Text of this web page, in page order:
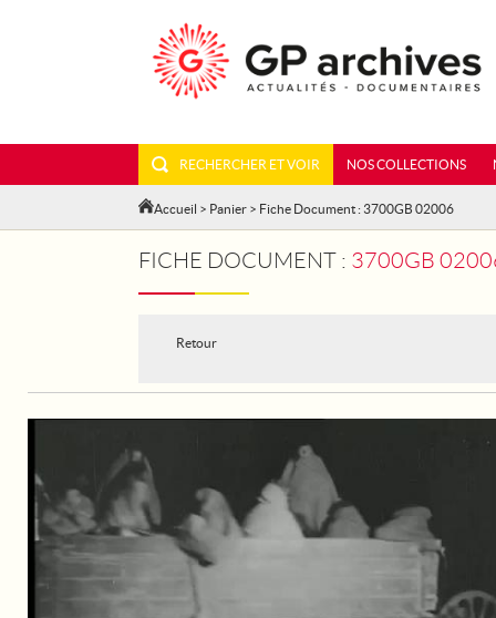
RECHERCHER ET VOIR NOS COLLECTIONS
Accueil > Panier > Fiche Document : 3700GB 02006
FICHE DOCUMENT : 3700GB
Retour